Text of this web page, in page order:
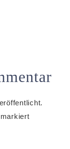
markiert